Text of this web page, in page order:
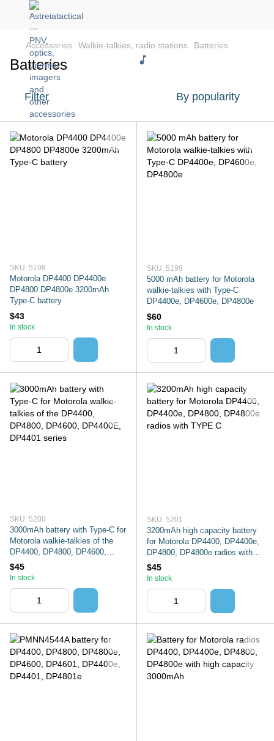
Accessories Walkie-talkies, radio stations Batteries
Batteries
Filter By popularity
SKU: 5198
Motorola DP4400 DP4400e
DP4800 DP4800e 3200mAh
Type-C battery
$43
In stock
SKU: 5199
5000 mAh battery for Motorola
walkie-talkies with Type-C
DP4400e, DP4600e, DP4800e
$60
In stock
SKU: 5200
3000mAh battery with Type-C for
Motorola walkie-talkies of the
DP4400, DP4800, DP4600,
DP4400E, DP4401 series
$45
In stock
SKU: 5201
3200mAh high capacity battery
for Motorola DP4400, DP4400e,
DP4800, DP4800e radios with
TYPE C
$45
In stock